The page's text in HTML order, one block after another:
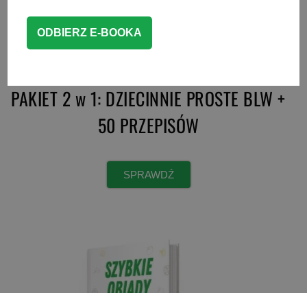
PAKIET 2 w 1: DZIECINNIE PROSTE BLW +
50 PRZEPISÓW
SPRAWDŹ